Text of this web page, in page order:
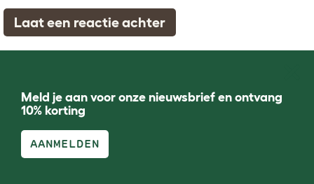
Laat een reactie achter
Meld je aan voor onze nieuwsbrief en ontvang
10% korting
AANMELDEN